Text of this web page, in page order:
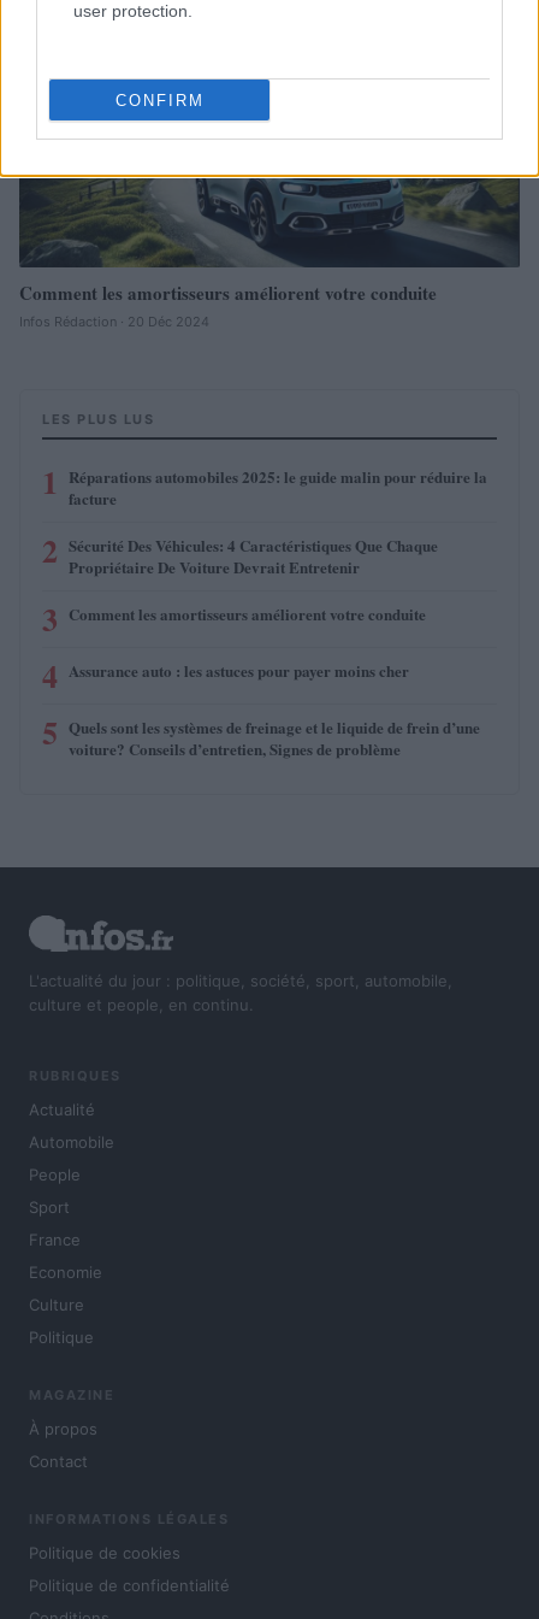
user protection.
CONFIRM
Redazione Online · 28 Fév 2025
Comment les amortisseurs améliorent votre conduite
Infos Rédaction · 20 Déc 2024
LES PLUS LUS
1
Réparations automobiles 2025: le guide malin pour réduire la
facture
2 Sécurité Des Véhicules: 4 Caractéristiques Que Chaque
Propriétaire De Voiture Devrait Entretenir
3 Comment les amortisseurs améliorent votre conduite
4 Assurance auto : les astuces pour payer moins cher
5 Quels sont les systèmes de freinage et le liquide de frein d’une
voiture? Conseils d’entretien, Signes de problème
L'actualité du jour : politique, société, sport, automobile,
culture et people, en continu.
RUBRIQUES
Actualité
Automobile
People
Sport
France
Economie
Culture
Politique
MAGAZINE
À propos
Contact
INFORMATIONS LÉGALES
Politique de cookies
Politique de confidentialité